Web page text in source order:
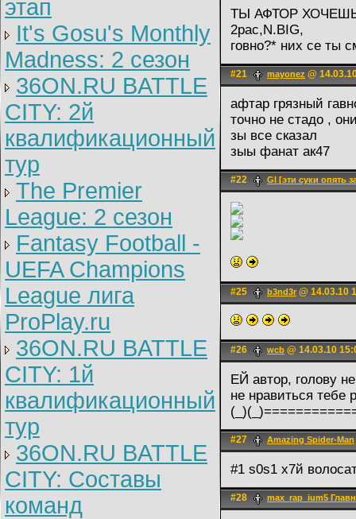
этап
It's Gosu's Monthly
Madness: 2 сезон
36ON.RU BATTLE
CITY: 2й
квалификационный
тур
The Premier
League: 2 cезон
Fantasy Football -
UEFA Champions
League лига
ProPlay.ru
36ON.RU BATTLE
CITY: 1й
квалификационный
тур
36ON.RU BATTLE
CITY: Составы
команд
ТЫ АФТОР
2pac,N.BIG,
говно?* них се ты
#21 mayonez @
афтар грязный
точно не стадо ,
зы все сказал
зыы фанат ак47
#22 Gl [эти суки опять
#25 b3nd3r @ 14.03.10
#26 wcb @ 14.03.10
ЕЙ автор, голову
не нравиться тебе
#27 Amazing Spider-Man
#1 s0s1 x7й
#28 max_rap_ium5